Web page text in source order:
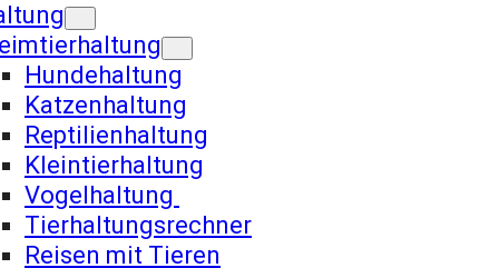
Hundehaltung
Katzenhaltung
Reptilienhaltung
Kleintierhaltung
Vogelhaltung
Tierhaltungsrechner
Reisen mit Tieren